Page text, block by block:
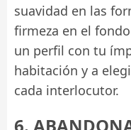
suavidad en las
firmeza en el
un perfil con tu
habitación y a
cada interlocutor.
6.